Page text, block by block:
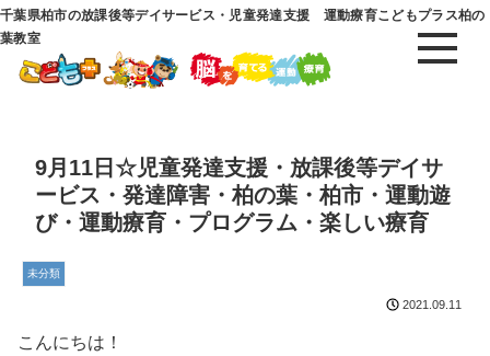
千葉県柏市の放課後等デイサービス・児童発達支援 運動療育こどもプラス柏の
葉教室
9月11日☆児童発達支援・放課後等デイサ
ービス・発達障害・柏の葉・柏市・運動遊
び・運動療育・プログラム・楽しい療育
未分類
2021.09.11
こんにちは！